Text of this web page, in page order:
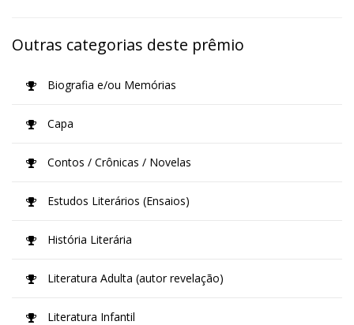
Outras categorias deste prêmio
Biografia e/ou Memórias
Capa
Contos / Crônicas / Novelas
Estudos Literários (Ensaios)
História Literária
Literatura Adulta (autor revelação)
Literatura Infantil